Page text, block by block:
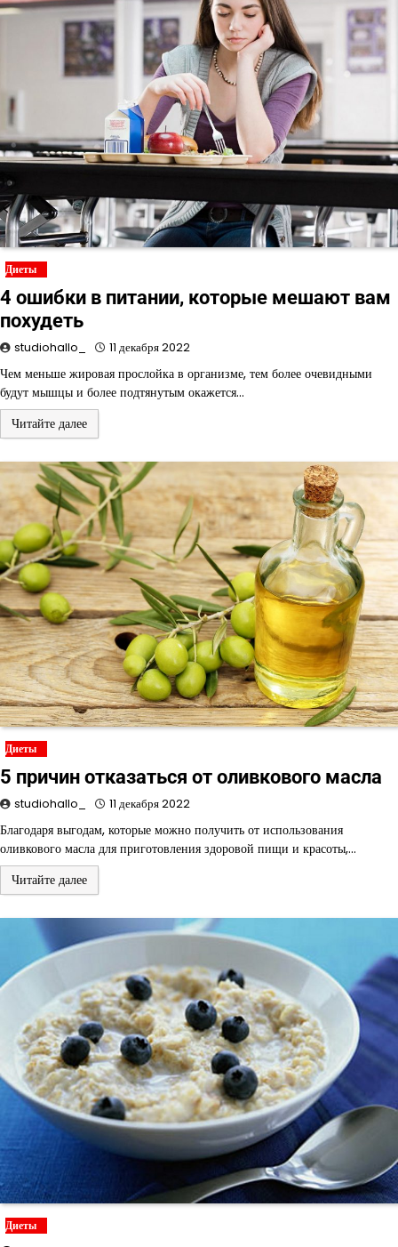
Диеты
4 ошибки в питании, которые мешают вам
похудеть
studiohallo_ 11 декабря 2022
Чем меньше жировая прослойка в организме, тем более очевидными
будут мышцы и более подтянутым окажется…
Читайте далее
Диеты
5 причин отказаться от оливкового масла
studiohallo_ 11 декабря 2022
Благодаря выгодам, которые можно получить от использования
оливкового масла для приготовления здоровой пищи и красоты,…
Читайте далее
Диеты